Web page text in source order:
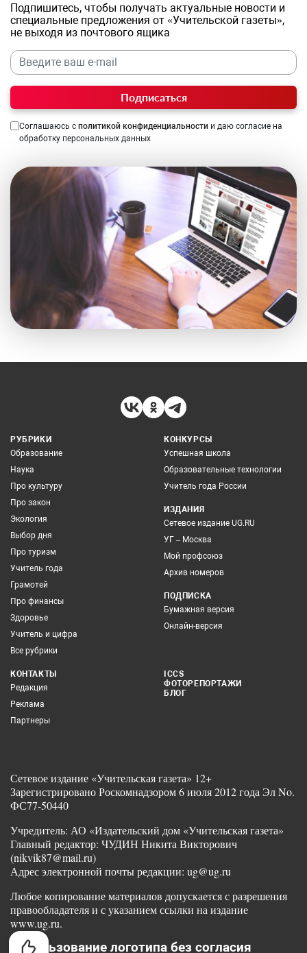
Подпишитесь, чтобы получать актуальные новости и
специальные предложения от «Учительской газеты»,
не выходя из почтового ящика
Подписаться
Соглашаюсь с политикой конфиденциальности и даю согласие на
обработку персональных данных
РУБРИКИ
Образование
Наука
Про культуру
Про закон
Экология
Выбор дня
Про туризм
Учитель года
Грамотей
Про финансы
Здоровье
Учитель и цифра
Все рубрики
КОНКУРСЫ
Успешная школа
Образовательные технологии
Учитель года России
ИЗДАНИЯ
Сетевое издание UG.RU
УГ – Москва
Мой профсоюз
Архив номеров
ПОДПИСКА
Бумажная версия
Онлайн-версия
КОНТАКТЫ
Редакция
Реклама
Партнеры
ICCS
ФОТОРЕПОРТАЖИ
БЛОГ
Сетевое издание «Учительская газета» 12+
Зарегистрировано Роскомнадзором 6 июля 2012 года Эл No.
ФС77-50440
Учредитель: АО «Издательский дом «Учительская газета»
Главный редактор: ЧУДИН Никита Викторович
(nikvik87@mail.ru)
Адрес электронной почты редакции: ug@ug.ru
Любое копирование материалов допускается с разрешения
правообладателя и с указанием ссылки на издание
www.ug.ru.
Использование логотипа без согласия